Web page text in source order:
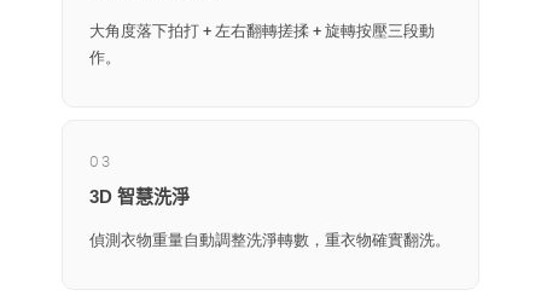
大角度落下拍打 + 左右翻轉搓揉 + 旋轉按壓三段動
作。
03
3D 智慧洗淨
偵測衣物重量自動調整洗淨轉數，重衣物確實翻洗。